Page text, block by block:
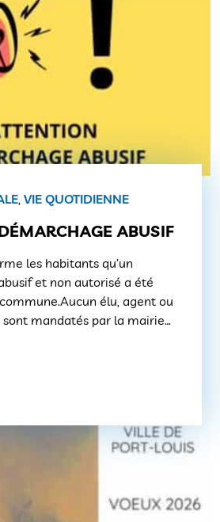
, VIE QUOTIDIENNE
ABUSIF
les habitants qu’un
et non autorisé a été
élu, agent ou
mandatés par la mairie
Par mesure de prudence,